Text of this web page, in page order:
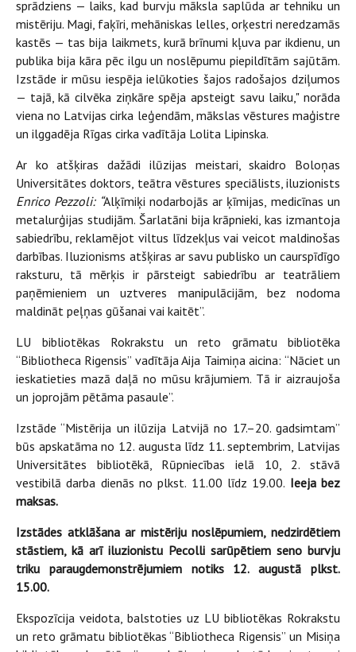
sprādziens — laiks, kad burvju māksla saplūda ar tehniku un
mistēriju. Magi, faķīri, mehāniskas lelles, orķestri neredzamās
kastēs — tas bija laikmets, kurā brīnumi kļuva par ikdienu, un
publika bija kāra pēc ilgu un noslēpumu piepildītām sajūtām.
Izstāde ir mūsu iespēja ielūkoties šajos radošajos dziļumos
— tajā, kā cilvēka ziņkāre spēja apsteigt savu laiku," norāda
viena no Latvijas cirka leģendām, mākslas vēstures maģistre
un ilggadēja Rīgas cirka vadītāja Lolita Lipinska.
Ar ko atšķiras dažādi ilūzijas meistari, skaidro Boloņas
Universitātes doktors, teātra vēstures speciālists, iluzionists
Enrico Pezzoli: “Alķīmiķi nodarbojās ar ķīmijas, medicīnas un
metalurģijas studijām. Šarlatāni bija krāpnieki, kas izmantoja
sabiedrību, reklamējot viltus līdzekļus vai veicot maldinošas
darbības. Iluzionisms atšķiras ar savu publisko un caurspīdīgo
raksturu, tā mērķis ir pārsteigt sabiedrību ar teatrāliem
paņēmieniem un uztveres manipulācijām, bez nodoma
maldināt peļņas gūšanai vai kaitēt”.
LU bibliotēkas Rokrakstu un reto grāmatu bibliotēka
“Bibliotheca Rigensis” vadītāja Aija Taimiņa aicina: “Nāciet un
ieskatieties mazā daļā no mūsu krājumiem. Tā ir aizraujoša
un joprojām pētāma pasaule”.
Izstāde “Mistērija un ilūzija Latvijā no 17.–20. gadsimtam”
būs apskatāma no 12. augusta līdz 11. septembrim, Latvijas
Universitātes bibliotēkā, Rūpniecības ielā 10, 2. stāvā
vestibilā darba dienās no plkst. 11.00 līdz 19.00. Ieeja bez
maksas.
Izstādes atklāšana ar mistēriju noslēpumiem, nedzirdētiem
stāstiem, kā arī iluzionistu Pecolli sarūpētiem seno burvju
triku paraugdemonstrējumiem notiks 12. augustā plkst.
15.00.
Ekspozīcija veidota, balstoties uz LU bibliotēkas Rokrakstu
un reto grāmatu bibliotēkas “Bibliotheca Rigensis” un Misiņa